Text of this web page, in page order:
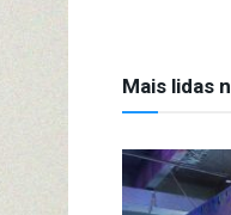
Mais lidas